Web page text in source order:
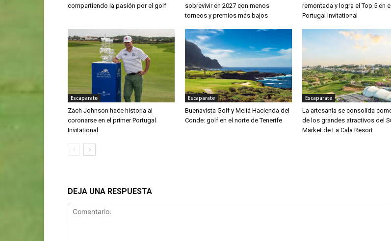
compartiendo la pasión por el golf
sobrevivir en 2027 con menos
torneos y premios más bajos
remontada y logra el Top 5 en el
Portugal Invitational
Escaparate
Zach Johnson hace historia al
coronarse en el primer Portugal
Invitational
Escaparate
Buenavista Golf y Meliá Hacienda del
Conde: golf en el norte de Tenerife
Escaparate
La artesanía se consolida
de los grandes atractivos del
Market de La Cala Resort
DEJA UNA RESPUESTA